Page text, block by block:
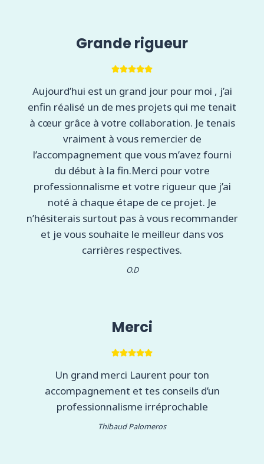
Grande rigueur
Aujourd’hui est un grand jour pour moi , j’ai
enfin réalisé un de mes projets qui me tenait
à cœur grâce à votre collaboration. Je tenais
vraiment à vous remercier de
l’accompagnement que vous m’avez fourni
du début à la fin.Merci pour votre
professionnalisme et votre rigueur que j’ai
noté à chaque étape de ce projet. Je
n’hésiterais surtout pas à vous recommander
et je vous souhaite le meilleur dans vos
carrières respectives.
O.D
Merci
Un grand merci Laurent pour ton
accompagnement et tes conseils d’un
professionnalisme irréprochable
Thibaud Palomeros